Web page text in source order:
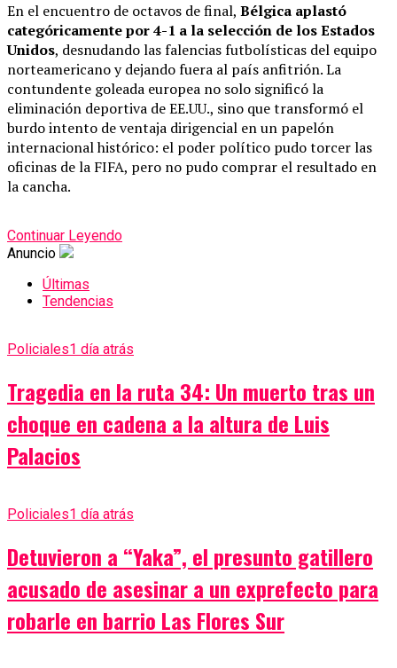
En el encuentro de octavos de final, Bélgica aplastó
categóricamente por 4-1 a la selección de los Estados
Unidos, desnudando las falencias futbolísticas del equipo
norteamericano y dejando fuera al país anfitrión. La
contundente goleada europea no solo significó la
eliminación deportiva de EE.UU., sino que transformó el
burdo intento de ventaja dirigencial en un papelón
internacional histórico: el poder político pudo torcer las
oficinas de la FIFA, pero no pudo comprar el resultado en
la cancha.
Continuar Leyendo
Anuncio
Últimas
Tendencias
Policiales1 día atrás
Tragedia en la ruta 34: Un muerto tras un
choque en cadena a la altura de Luis
Palacios
Policiales1 día atrás
Detuvieron a “Yaka”, el presunto gatillero
acusado de asesinar a un exprefecto para
robarle en barrio Las Flores Sur